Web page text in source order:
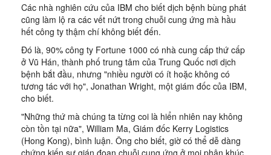
Các nhà nghiên cứu của IBM cho biết dịch bệnh bùng phát
cũng làm lộ ra các vết nứt trong chuỗi cung ứng mà hầu
hết công ty thậm chí không biết đến.
Đó là, 90% công ty Fortune 1000 có nhà cung cấp thứ cấp
ở Vũ Hán, thành phố trung tâm của Trung Quốc nơi dịch
bệnh bắt đầu, nhưng "nhiều người có ít hoặc không có
tương tác với họ", Jonathan Wright, một giám đốc của IBM,
cho biết.
"Những thứ mà chúng ta từng coi là hiển nhiên nay không
còn tồn tại nữa", William Ma, Giám đốc Kerry Logistics
(Hong Kong), bình luận. Ông cho biết, giờ có thể dễ dàng
chứng kiến sự gián đoạn chuỗi cung ứng ở mọi phân khúc